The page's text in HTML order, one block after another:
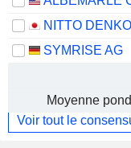
SYMRISE AG
Moyenne
Voir tout le